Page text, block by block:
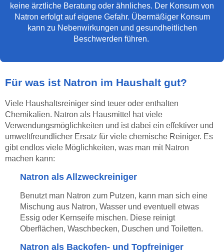
keine ärztliche Beratung oder ähnliches. Der Konsum von
Natron erfolgt auf eigene Gefahr. Übermäßiger Konsum
kann zu Nebenwirkungen und gesundheitlichen
Beschwerden führen.
Für was ist Natron im Haushalt gut?
Viele Haushaltsreiniger sind teuer oder enthalten
Chemikalien. Natron als Hausmittel hat viele
Verwendungsmöglichkeiten und ist dabei ein effektiver und
umweltfreundlicher Ersatz für viele chemische Reiniger. Es
gibt endlos viele Möglichkeiten, was man mit Natron
machen kann:
Natron als Allzweckreiniger
Benutzt man Natron zum Putzen, kann man sich eine
Mischung aus Natron, Wasser und eventuell etwas
Essig oder Kernseife mischen. Diese reinigt
Oberflächen, Waschbecken, Duschen und Toiletten.
Natron als Backofen- und Topfreiniger